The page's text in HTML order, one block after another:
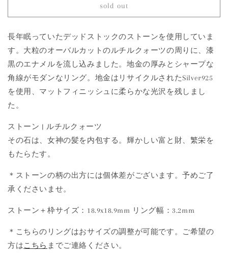
Agatha
の
数
量
を
減
Agatha
の
数
量
を
増
sold out
長年眠っていたデッドストックのストーンを使用していま
す。大粒のオーバルカットのルチルクォーツの周りに、漆
黒のエナメルを流し込みました。地金の厚みとシャープな
角線がモダンなリング。地金はリサイクルされたSilver925
を使用、マットフィニッシュに柔らかな光沢を残しまし
た。
ストーン | ルチルクォーツ
その石は、女神の髪を内包する。輝かしい富と財、繁栄を
もたらたす。
＊ストーンの柄の出方には個体差がございます。予めご了
承くださいませ。
ストーン＋枠サイズ：18.9x18.9mm リング幅：3.2mm
＊こちらのリングはおサイズの調整が可能です。ご希望の
方はこちら までご連絡ください。